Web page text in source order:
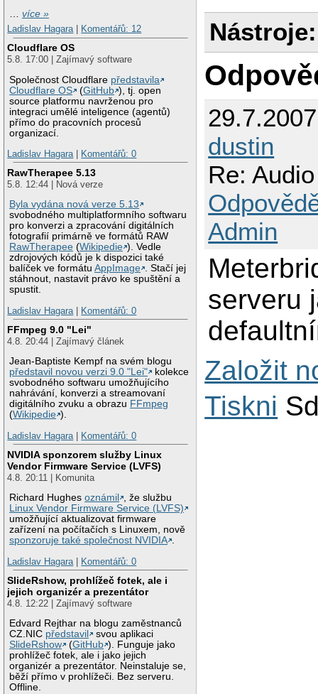
…více »
Ladislav Hagara| Komentářů: 12
Cloudflare OS
5.8. 17:00 | Zajímavý software
Společnost Cloudflare představila
Cloudflare OS
(GitHub ), tj. open
source platformu navrženou pro
integraci umělé inteligence (agentů)
přímo do pracovních procesů
organizací.
Ladislav Hagara| Komentářů: 0
RawTherapee 5.13
5.8. 12:44 | Nová verze
Byla vydána nová verze 5.13
svobodného multiplatformního softwaru
pro konverzi a zpracování digitálních
fotografií primárně ve formátů RAW
RawTherapee (Wikipedie ). Vedle
zdrojových kódů je k dispozici také
balíček ve formátuAppImage . Stačí jej
stáhnout, nastavit právo ke spuštění a
spustit.
Ladislav Hagara| Komentářů: 0
FFmpeg 9.0 "Lei"
4.8. 20:44 | Zajímavý článek
Jean-Baptiste Kempf na svém blogu
představil novou verzi 9.0 "Lei"
kolekce
svobodného softwaru umožňujícího
nahrávání, konverzi a streamovaní
digitálního zvuku a obrazu FFmpeg
(Wikipedie ).
Ladislav Hagara| Komentářů: 0
NVIDIA sponzorem služby Linux
Vendor Firmware Service (LVFS)
4.8. 20:11 | Komunita
Richard Hughesoznámil
, že službu
Linux Vendor Firmware Service (LVFS)
umožňující aktualizovat firmware
zařízení na počítačích s Linuxem, nově
sponzoruje také společnost NVIDIA .
Ladislav Hagara| Komentářů: 0
SlideRshow, prohlížeč fotek, ale i
jejich organizér a prezentátor
4.8. 12:22 | Zajímavý software
Edvard Rejthar na blogu zaměstnanců
CZ.NIC představil
svou aplikaci
SlideRshow
(GitHub ). Funguje jako
prohlížeč fotek, ale i jako jejich
organizér a prezentátor. Neinstaluje se,
běží přímo v prohlížeči. Bez serveru.
Offline.
Nástroje:
dustin
Re:
Admin
serveru
Založit
Tiskni